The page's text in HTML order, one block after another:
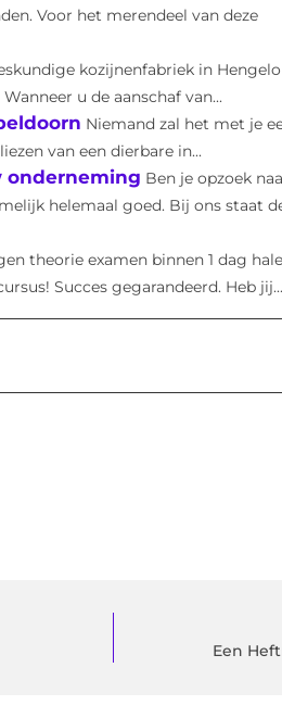
Voor het merendeel van deze
kozijnenfabriek in
u de aanschaf van...
Niemand zal het met je
van een dierbare in...
onderneming Ben je opzoek
helemaal goed. Bij ons staat
theorie examen binnen 1 dag
Succes gegarandeerd. Heb jij...
Een